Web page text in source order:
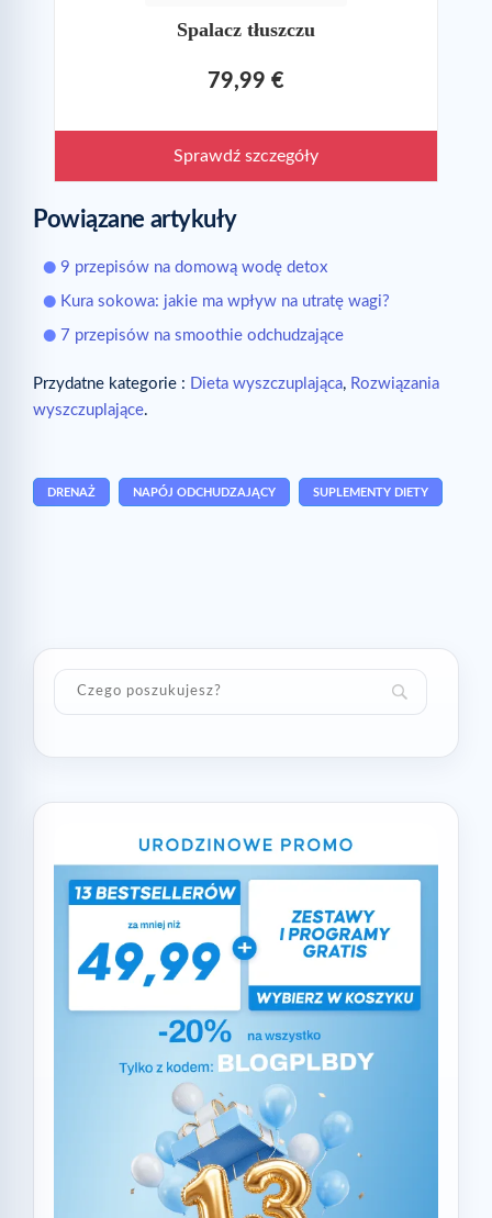
Spalacz tłuszczu
79,99 €
Sprawdź szczegóły
Powiązane artykuły
9 przepisów na domową wodę detox
Kura sokowa: jakie ma wpływ na utratę wagi?
7 przepisów na smoothie odchudzające
Przydatne kategorie : Dieta wyszczuplająca, Rozwiązania
wyszczuplające.
DRENAŻ NAPÓJ ODCHUDZAJĄCY SUPLEMENTY DIETY